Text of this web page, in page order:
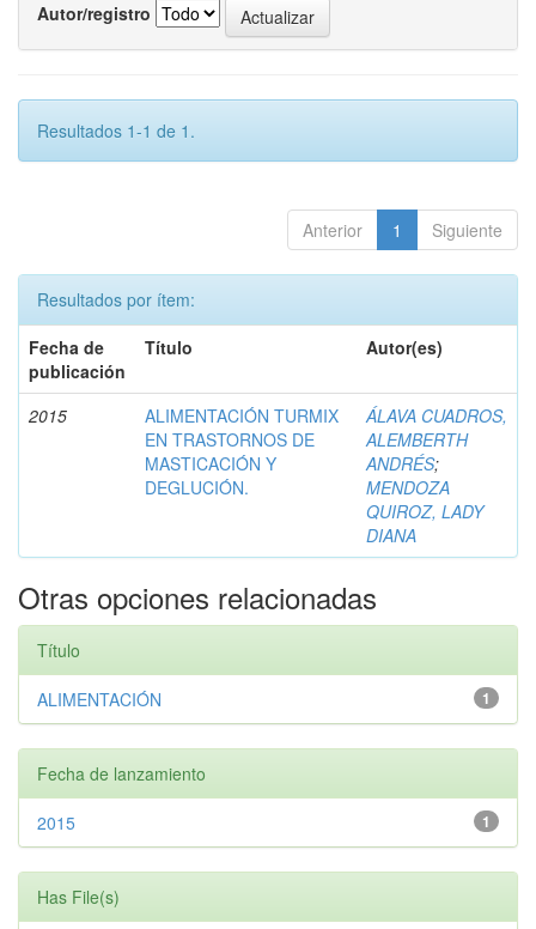
Autor/registro
Resultados 1-1 de 1.
Anterior 1 Siguiente
Resultados por ítem:
Fecha de
publicación
Título Autor(es)
2015
ALIMENTACIÓN TURMIX
EN TRASTORNOS DE
MASTICACIÓN Y
DEGLUCIÓN.
ÁLAVA CUADROS,
ALEMBERTH
ANDRÉS;
MENDOZA
QUIROZ, LADY
DIANA
Otras opciones relacionadas
Título
1
ALIMENTACIÓN
Fecha de lanzamiento
1
2015
Has File(s)